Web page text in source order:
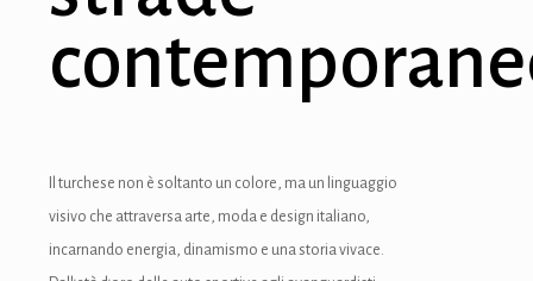
Il turchese non è soltanto un colore, ma un linguaggio
visivo che attraversa arte, moda e design italiano,
incarnando energia, dinamismo e una storia vivace.